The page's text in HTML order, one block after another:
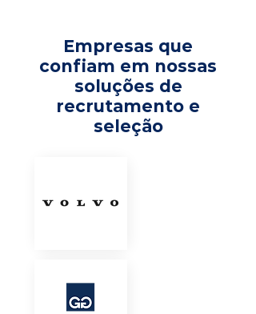
Empresas que
confiam em nossas
soluções de
recrutamento e
seleção